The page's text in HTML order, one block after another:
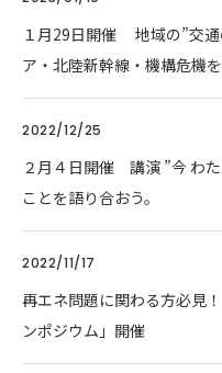
１月29日開催 地域の”交
ア・北陸新幹線・機構危機
2022/12/25
２月４日開催 講演 ”今 わ
ことを語り合おう。
2022/11/17
再エネ問題に関わる方必見
ンポジウム」開催